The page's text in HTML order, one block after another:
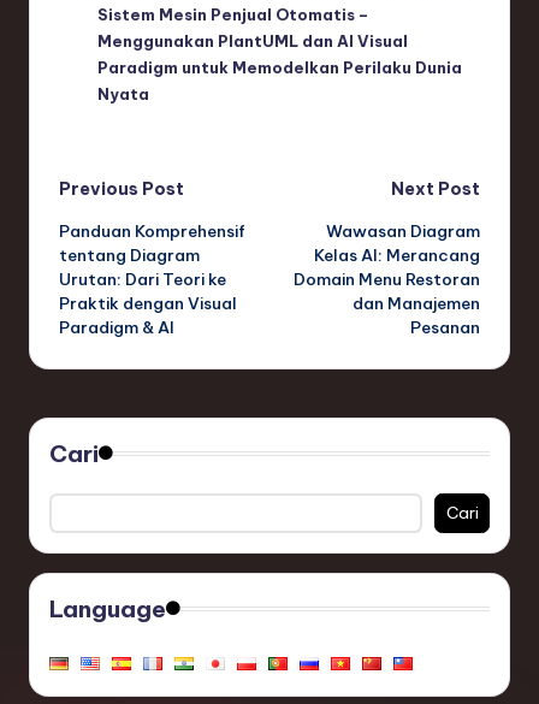
Sistem Mesin Penjual Otomatis –
Menggunakan PlantUML dan AI Visual
Paradigm untuk Memodelkan Perilaku Dunia
Nyata
Post
navigation
Previous Post
Panduan Komprehensif
tentang Diagram
Urutan: Dari Teori ke
Praktik dengan Visual
Paradigm & AI
Next Post
Wawasan Diagram
Kelas AI: Merancang
Domain Menu Restoran
dan Manajemen
Pesanan
Cari
Cari
Language